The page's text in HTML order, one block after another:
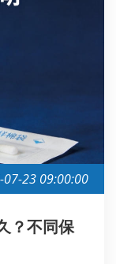
07-23 09:00:00
？不同保